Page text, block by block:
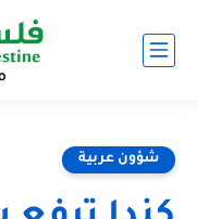
شؤون عربية